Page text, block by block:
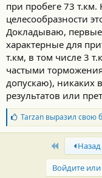
при пробеге 73
целесообразности
Докладываю,
характерные для
т.км, в том числе 3
частыми
допускаю), никаких
результатов или
Б
л
а
Tarzanвыразил свою
First Назад
Войдите или